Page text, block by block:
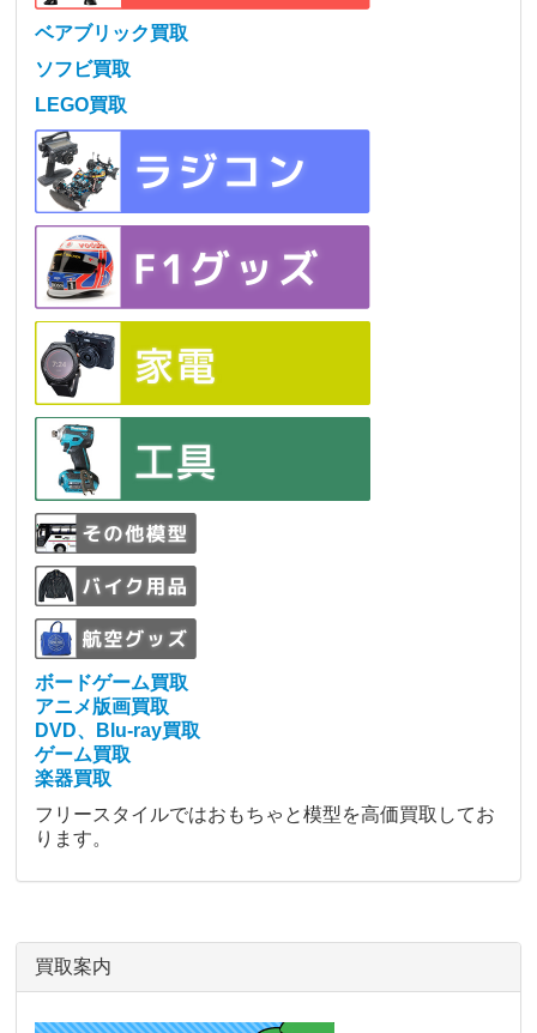
ベアブリック買取
ソフビ買取
LEGO買取
ボードゲーム買取
アニメ版画買取
DVD、Blu-ray買取
ゲーム買取
楽器買取
フリースタイルではおもちゃと模型を高価買取してお
ります。
買取案内